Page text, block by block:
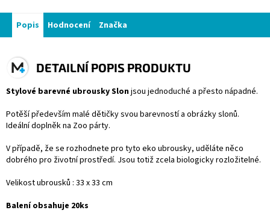
Popis Hodnocení Značka
DETAILNÍ POPIS PRODUKTU
Stylové barevné ubrousky Slonjsou jednoduché a přesto nápadné.
Potěší především malé dětičky svou barevností a obrázky slonů.
Ideální doplněk na Zoo párty.
V případě, že se rozhodnete pro tyto eko ubrousky, uděláte něco
dobrého pro životní prostředí. Jsou totiž zcela biologicky rozložitelné.
Velikost ubrousků : 33 x 33 cm
Balení obsahuje 20ks